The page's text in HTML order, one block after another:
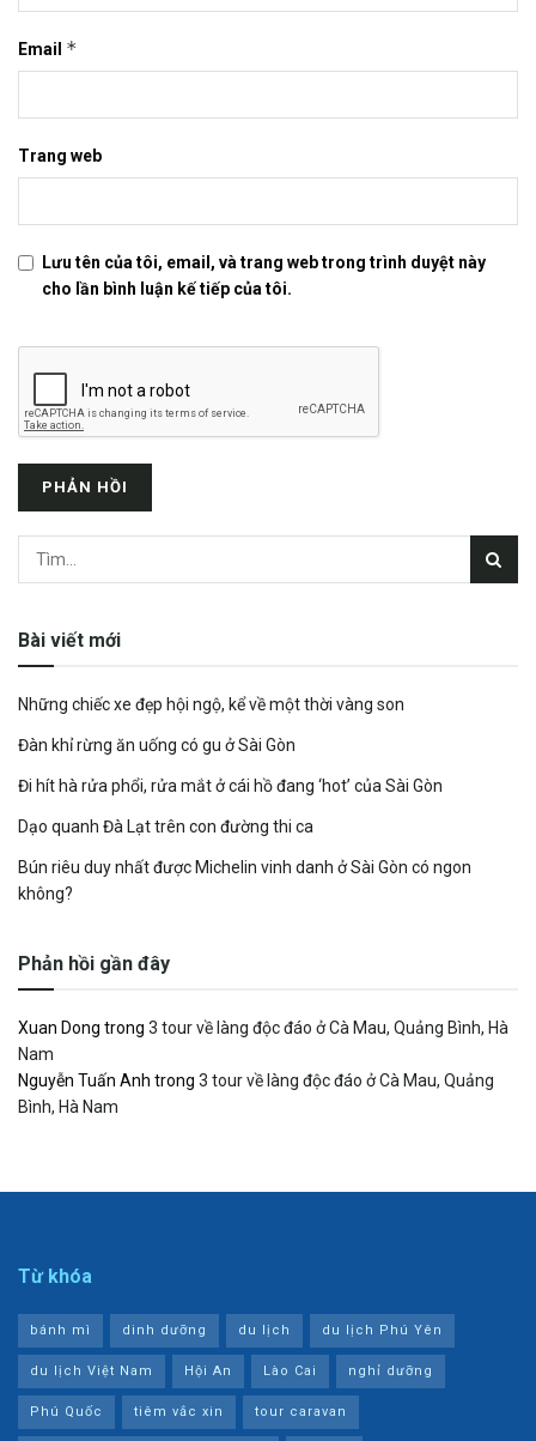
Email *
Trang web
Lưu tên của tôi, email, và trang web trong trình duyệt này
cho lần bình luận kế tiếp của tôi.
Bài viết mới
Những chiếc xe đẹp hội ngộ, kể về một thời vàng son
Đàn khỉ rừng ăn uống có gu ở Sài Gòn
Đi hít hà rửa phổi, rửa mắt ở cái hồ đang ‘hot’ của Sài Gòn
Dạo quanh Đà Lạt trên con đường thi ca
Bún riêu duy nhất được Michelin vinh danh ở Sài Gòn có ngon
không?
Phản hồi gần đây
Xuan Dong trong 3 tour về làng độc đáo ở Cà Mau, Quảng Bình, Hà
Nam
Nguyễn Tuấn Anh trong 3 tour về làng độc đáo ở Cà Mau, Quảng
Bình, Hà Nam
Từ khóa
bánh mì dinh dưỡng du lịch du lịch Phú Yên
du lịch Việt Nam Hội An Lào Cai nghỉ dưỡng
Phú Quốc tiêm vắc xin tour caravan